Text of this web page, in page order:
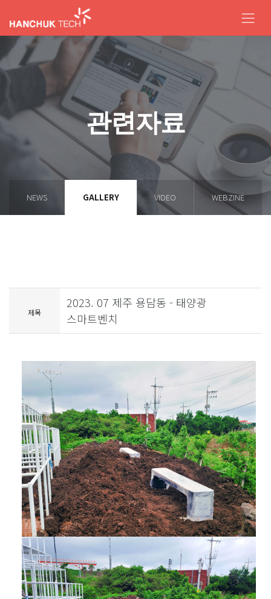
관련자료
NEWS GALLERY VIDEO WEBZINE
제목
2023. 07 제주 용담동 - 태양광
스마트벤치